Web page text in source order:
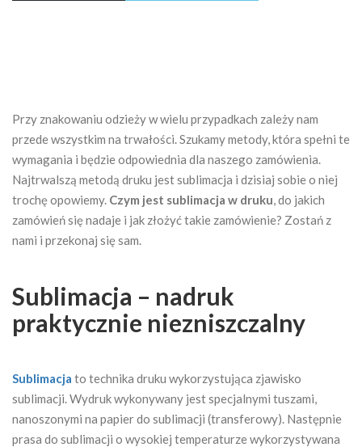
Przy znakowaniu odzieży w wielu przypadkach zależy nam
przede wszystkim na trwałości. Szukamy metody, która spełni te
wymagania i będzie odpowiednia dla naszego zamówienia.
Najtrwalszą metodą druku jest sublimacja i dzisiaj sobie o niej
trochę opowiemy. Czym jest sublimacja w druku, do jakich
zamówień się nadaje i jak złożyć takie zamówienie? Zostań z
nami i przekonaj się sam.
Sublimacja – nadruk
praktycznie niezniszczalny
Sublimacja to technika druku wykorzystująca zjawisko
sublimacji. Wydruk wykonywany jest specjalnymi tuszami,
nanoszonymi na papier do sublimacji (transferowy). Następnie
prasa do sublimacji o wysokiej temperaturze wykorzystywana